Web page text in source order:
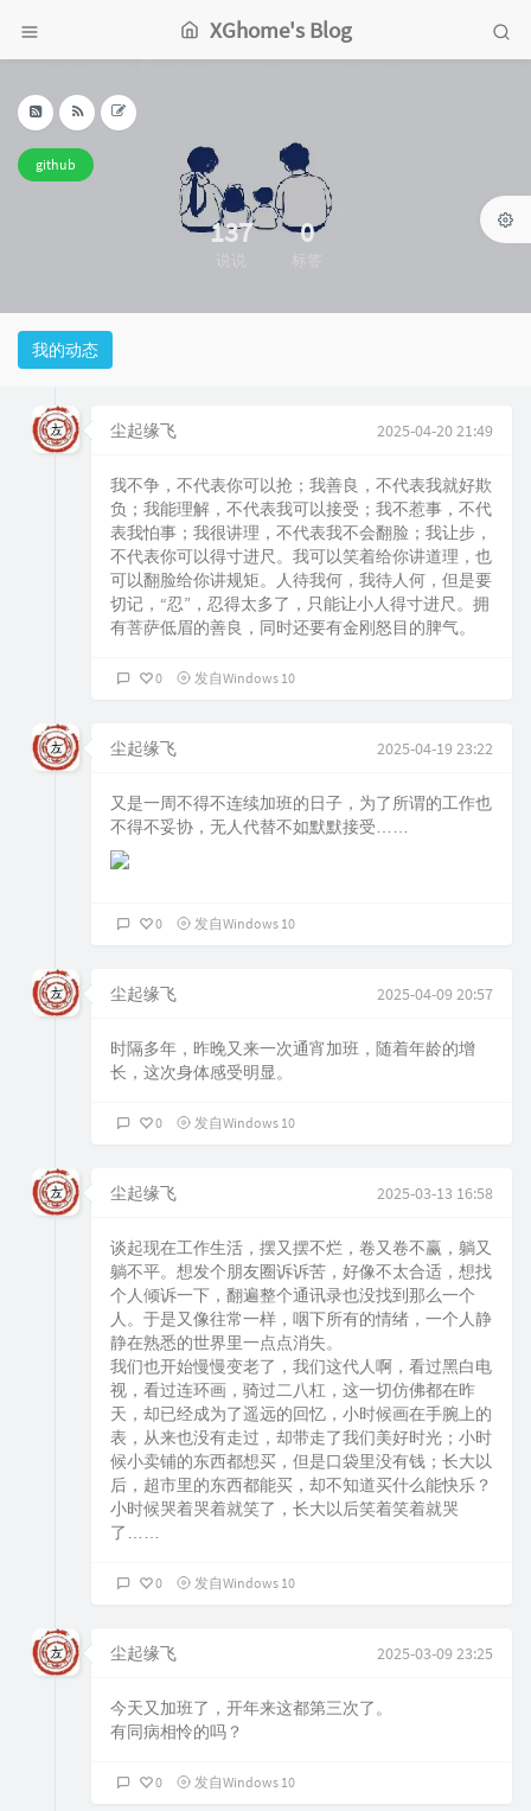
XGhome's Blog
github
137 0
我的动态
尘起缘飞 2025-04-20 21:49
我不争，不代表你可以抢；我善良，不代表我就好欺
负；我能理解，不代表我可以接受；我不惹事，不代
表我怕事；我很讲理，不代表我不会翻脸；我让步，
不代表你可以得寸进尺。我可以笑着给你讲道理，也
可以翻脸给你讲规矩。人待我何，我待人何，但是要
切记，“忍”，忍得太多了，只能让小人得寸进尺。拥
有菩萨低眉的善良，同时还要有金刚怒目的脾气。
0 发自Windows 10
尘起缘飞 2025-04-19 23:22
又是一周不得不连续加班的日子，为了所谓的工作也
不得不妥协，无人代替不如默默接受……
0 发自Windows 10
尘起缘飞 2025-04-09 20:57
时隔多年，昨晚又来一次通宵加班，随着年龄的增
长，这次身体感受明显。
0 发自Windows 10
尘起缘飞 2025-03-13 16:58
谈起现在工作生活，摆又摆不烂，卷又卷不赢，躺又
躺不平。想发个朋友圈诉诉苦，好像不太合适，想找
个人倾诉一下，翻遍整个通讯录也没找到那么一个
人。于是又像往常一样，咽下所有的情绪，一个人静
静在熟悉的世界里一点点消失。
我们也开始慢慢变老了，我们这代人啊，看过黑白电
视，看过连环画，骑过二八杠，这一切仿佛都在昨
天，却已经成为了遥远的回忆，小时候画在手腕上的
表，从来也没有走过，却带走了我们美好时光；小时
候小卖铺的东西都想买，但是口袋里没有钱；长大以
后，超市里的东西都能买，却不知道买什么能快乐？
小时候哭着哭着就笑了，长大以后笑着笑着就哭
了……
0 发自Windows 10
尘起缘飞 2025-03-09 23:25
今天又加班了，开年来这都第三次了。
有同病相怜的吗？
0 发自Windows 10